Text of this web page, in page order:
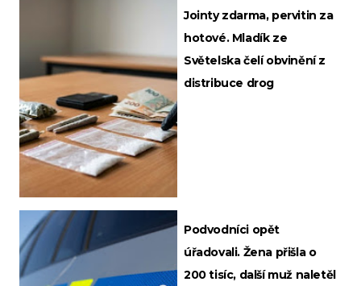
Jointy zdarma, pervitin za
hotové. Mladík ze
Světelska čelí obvinění z
distribuce drog
Podvodníci opět
úřadovali. Žena přišla o
200 tisíc, další muž naletěl